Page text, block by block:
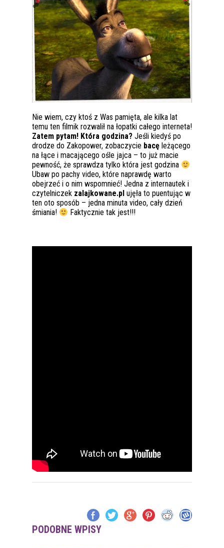
Nie wiem, czy ktoś z Was pamięta, ale kilka lat
temu ten filmik rozwalił na łopatki całego interneta!
Zatem pytam! Która godzina? Jeśli kiedyś po
drodze do Zakopower, zobaczycie bacę leżącego
na łące i macającego ośle jajca – to już macie
pewność, że sprawdza tylko która jest godzina
Ubaw po pachy video, które naprawdę warto
obejrzeć i o nim wspomnieć! Jedna z internautek i
czytelniczek zalajkowane.pl ujęła to puentując w
ten oto sposób – jedna minuta video, cały dzień
śmiania!
Faktycznie tak jest!!!
PODOBNE WPISY